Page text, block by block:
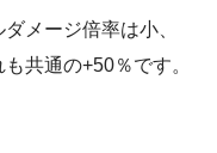
メージ倍率は小、
共通の+50％です。